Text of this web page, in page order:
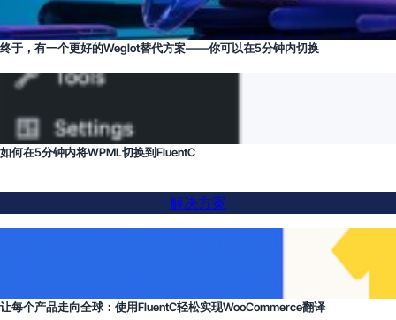
终于，有一个更好的Weglot替代方案——你可以在5分钟内切换
如何在5分钟内将WPML切换到FluentC
解决方案
让每个产品走向全球：使用FluentC轻松实现WooCommerce翻译